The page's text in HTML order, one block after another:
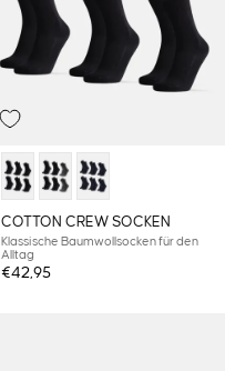
COTTON CREW SOCKEN
Klassische Baumwollsocken für den
Alltag
€42,95